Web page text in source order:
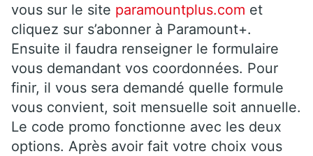
vous sur le site paramountplus.com et
cliquez sur s’abonner à Paramount+.
Ensuite il faudra renseigner le formulaire
vous demandant vos coordonnées. Pour
finir, il vous sera demandé quelle formule
vous convient, soit mensuelle soit annuelle.
Le code promo fonctionne avec les deux
options. Après avoir fait votre choix vous